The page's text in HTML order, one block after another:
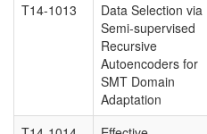
T14-1013
Data Selection via
Semi-supervised
Recursive
Autoencoders for
SMT Domain
Adaptation